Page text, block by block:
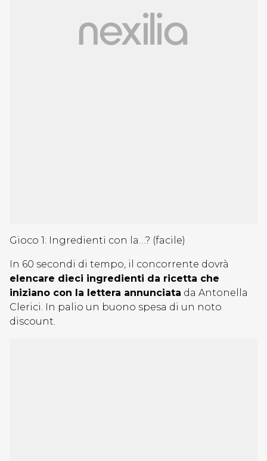
Gioco 1: Ingredienti con la…? (facile)
In 60 secondi di tempo, il concorrente dovrà
elencare dieci ingredienti da ricetta che
iniziano con la lettera annunciata da Antonella
Clerici. In palio un buono spesa di un noto
discount.